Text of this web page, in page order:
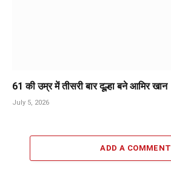
61 की उम्र में तीसरी बार दूल्हा बने आमिर खान
July 5, 2026
ADD A COMMENT